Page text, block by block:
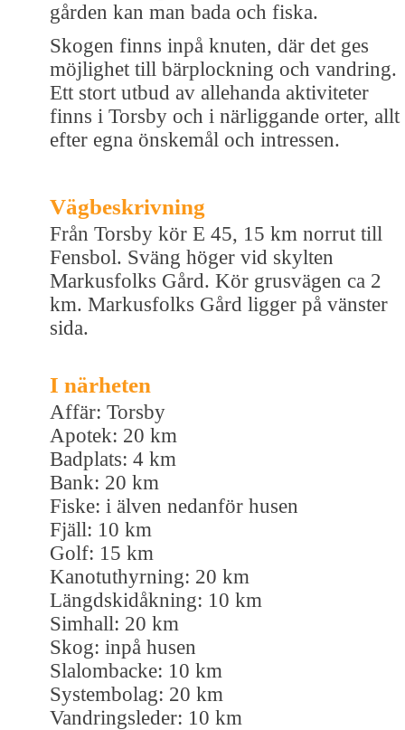
gården kan man bada och fiska.
Skogen finns inpå knuten, där det ges
möjlighet till bärplockning och vandring.
Ett stort utbud av allehanda aktiviteter
finns i Torsby och i närliggande orter, allt
efter egna önskemål och intressen.
Vägbeskrivning
Från Torsby kör E 45, 15 km norrut till
Fensbol. Sväng höger vid skylten
Markusfolks Gård. Kör grusvägen ca 2
km. Markusfolks Gård ligger på vänster
sida.
I närheten
Affär: Torsby
Apotek: 20 km
Badplats: 4 km
Bank: 20 km
Fiske: i älven nedanför husen
Fjäll: 10 km
Golf: 15 km
Kanotuthyrning: 20 km
Längdskidåkning: 10 km
Simhall: 20 km
Skog: inpå husen
Slalombacke: 10 km
Systembolag: 20 km
Vandringsleder: 10 km